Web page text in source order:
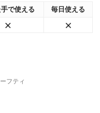
で使える 毎日使える
フティ